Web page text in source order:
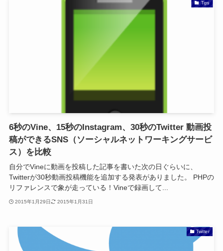
Tips
6秒のVine、15秒のInstagram、30秒のTwitter 動画投
稿ができるSNS（ソーシャルネットワーキングサービ
ス）を比較
自分でVineに動画を投稿した記事を書いた次の日ぐらいに、
Twitterが30秒動画投稿機能を追加する発表がありました。 PHPの
リファレンスで象が走っている！Vineで録画して...
2015年1月29日 2015年1月31日
Twitter